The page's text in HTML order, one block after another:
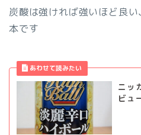
炭酸は強ければ強いほど良
本です
ニッ
ビュ